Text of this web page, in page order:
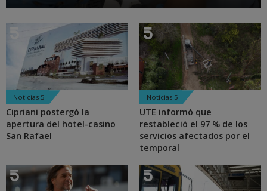
Noticias 5
Cipriani postergó la
apertura del hotel-casino
San Rafael
Noticias 5
UTE informó que
restableció el 97 % de los
servicios afectados por el
temporal